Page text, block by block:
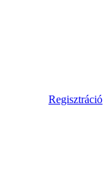
Regisztráció